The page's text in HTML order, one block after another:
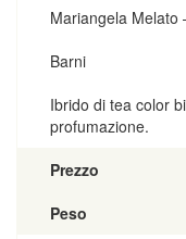
Mariangela Melato
Barni
Ibrido di tea color
profumazione.
Prezzo
Peso